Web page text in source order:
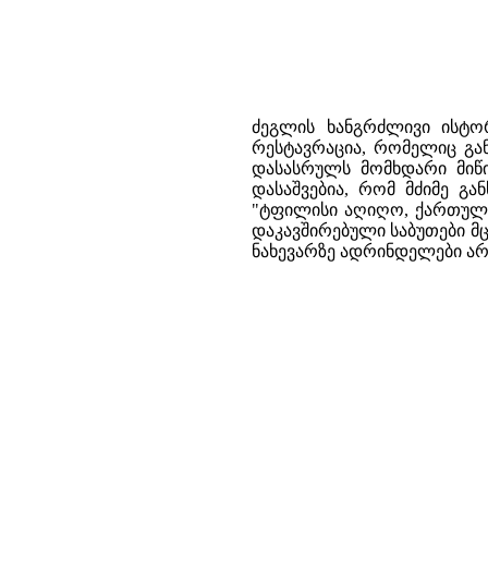
ძეგლის ხანგრძლივი
რესტავრაცია, რომელიც
დასასრულს მომხდარი
დასაშვებია, რომ მძიმე
"ტფილისი აღიღო, ქართული
დაკავშირებული საბუთები
ნახევარზე ადრინდელები არ